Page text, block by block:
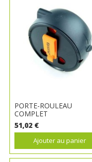
PORTE-ROULEAU
COMPLET
51,02 €
Ajouter au panier